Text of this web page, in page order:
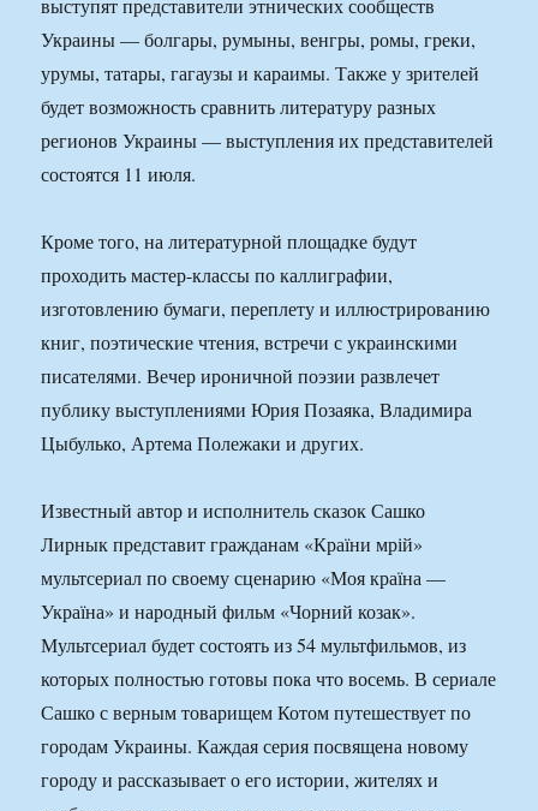
выступят представители этнических сообществ
Украины — болгары, румыны, венгры, ромы, греки,
урумы, татары, гагаузы и караимы. Также у зрителей
будет возможность сравнить литературу разных
регионов Украины — выступления их представителей
состоятся 11 июля.
Кроме того, на литературной площадке будут
проходить мастер-классы по каллиграфии,
изготовлению бумаги, переплету и иллюстрированию
книг, поэтические чтения, встречи с украинскими
писателями. Вечер ироничной поэзии развлечет
публику выступлениями Юрия Позаяка, Владимира
Цыбулько, Артема Полежаки и других.
Известный автор и исполнитель сказок Сашко
Лирнык представит гражданам «Країни мрій»
мультсериал по своему сценарию «Моя країна —
Україна» и народный фильм «Чорний козак».
Мультсериал будет состоять из 54 мультфильмов, из
которых полностью готовы пока что восемь. В сериале
Сашко с верным товарищем Котом путешествует по
городам Украины. Каждая серия посвящена новому
городу и рассказывает о его истории, жителях и